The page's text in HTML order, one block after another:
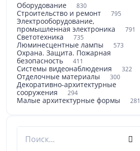
Оборудование 830
Строительство и ремонт 795
Электрооборудование,
промышленная электроника
791
Светотехника 735
Люминесцентные лампы 573
Охрана. Защита. Пожарная
безопасность
411
Системы видеонаблюдения 322
Отделочные материалы 300
Декоративно-архитектурные
сооружения
294
Малые архитектурные формы 281